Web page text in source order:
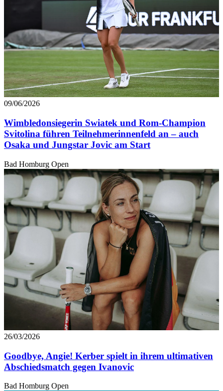
09/06/2026
Wimbledonsiegerin Swiatek und Rom-Champion
Svitolina führen Teilnehmerinnenfeld an – auch
Osaka und Jungstar Jovic am Start
Bad Homburg Open
26/03/2026
Goodbye, Angie! Kerber spielt in ihrem ultimativen
Abschiedsmatch gegen Ivanovic
Bad Homburg Open